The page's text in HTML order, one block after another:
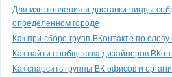
Для изготовления и доставки пиццы
определенном городе
Как при сборе групп ВКонтакте по
Как найти сообщества дизайнеров
Как спарсить группы ВК офисов и